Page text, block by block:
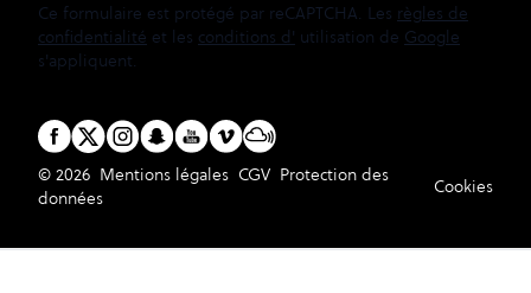
Ce formulaire est protégé par reCAPTCHA. Les règles de
confidentialité et les conditions d' utilisation de Google
s'appliquent.
© 2026 Mentions légales CGV Protection des
données
Cookies